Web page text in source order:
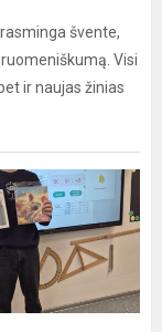
švente,
Visi
ir naujas žinias